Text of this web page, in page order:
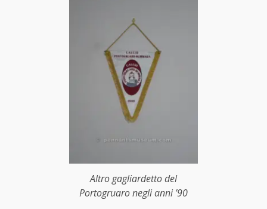
Altro gagliardetto del
Portogruaro negli anni ’90